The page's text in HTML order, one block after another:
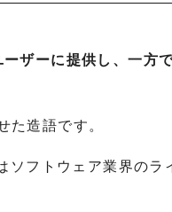
ザーに提供し、一方
造語です。
ソフトウェア業界のラ